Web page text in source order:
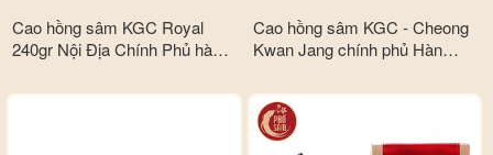
Cao hồng sâm KGC Royal
240gr Nội Địa Chính Phủ hàn
Cao hồng sâm KGC - Cheong
Kwan Jang chính phủ Hàn
lọ x 110gr